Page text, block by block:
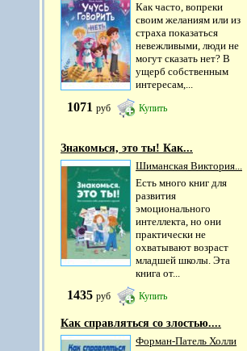
Как часто, вопреки
своим желаниям или из
страха показаться
невежливыми, люди не
могут сказать нет? В
ущерб собственным
интересам,...
1071 руб Купить
Знакомься, это ты! Как...
Шиманская Виктория...
Есть много книг для
развития
эмоционального
интеллекта, но они
практически не
охватывают возраст
младшей школы. Эта
книга от...
1435 руб Купить
Как справляться со злостью....
Форман-Патель Холли